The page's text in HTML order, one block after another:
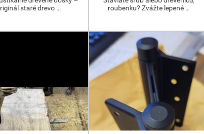
staré drevo …
roubenku? Zvážte lepené …